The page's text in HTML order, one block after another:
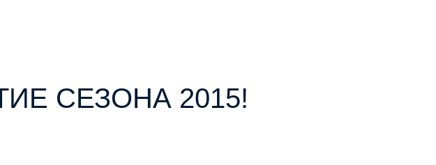
СЕЗОНА 2015!